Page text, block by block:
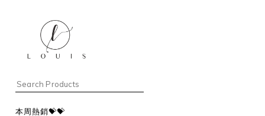
本周熱銷💝💝